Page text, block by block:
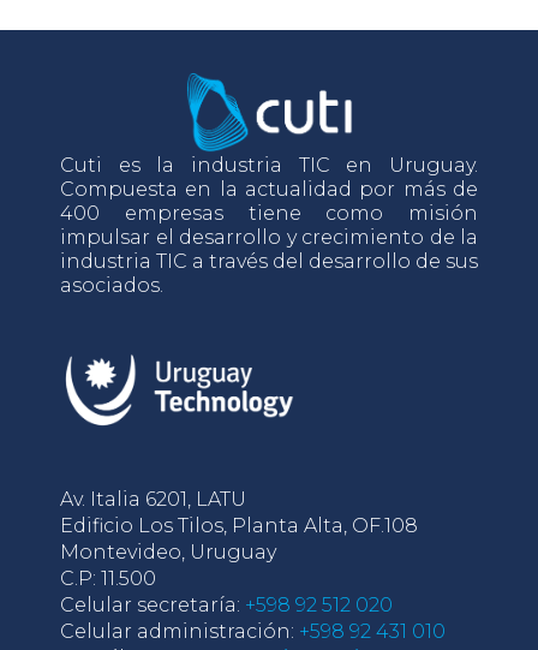
Cuti es la industria TIC en Uruguay.
Compuesta en la actualidad por más de
400 empresas tiene como misión
impulsar el desarrollo y crecimiento de la
industria TIC a través del desarrollo de sus
asociados.
Av. Italia 6201, LATU
Edificio Los Tilos, Planta Alta, OF.108
Montevideo, Uruguay
C.P: 11.500
Celular secretaría: +598 92 512 020
Celular administración: +598 92 431 010